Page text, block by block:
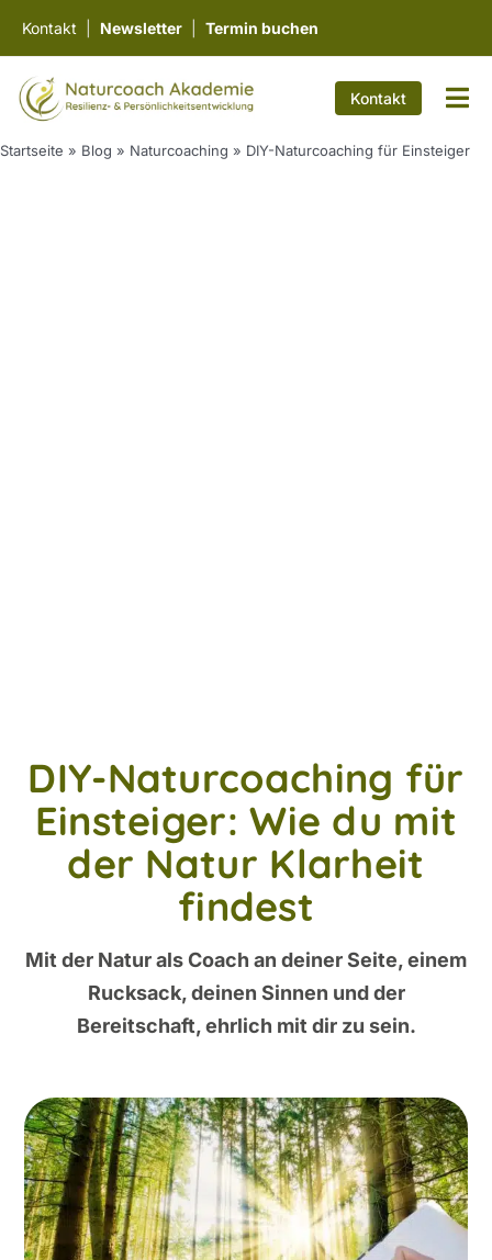
springen
Kontakt Newsletter| Termin buchen
Kontakt
Startseite » Blog » Naturcoaching » DIY-Naturcoaching für Einsteiger
DIY-Naturcoaching für
Einsteiger: Wie du mit
der Natur Klarheit
findest
Mit der Natur als Coach an deiner Seite, einem
Rucksack, deinen Sinnen und der
Bereitschaft, ehrlich mit dir zu sein.